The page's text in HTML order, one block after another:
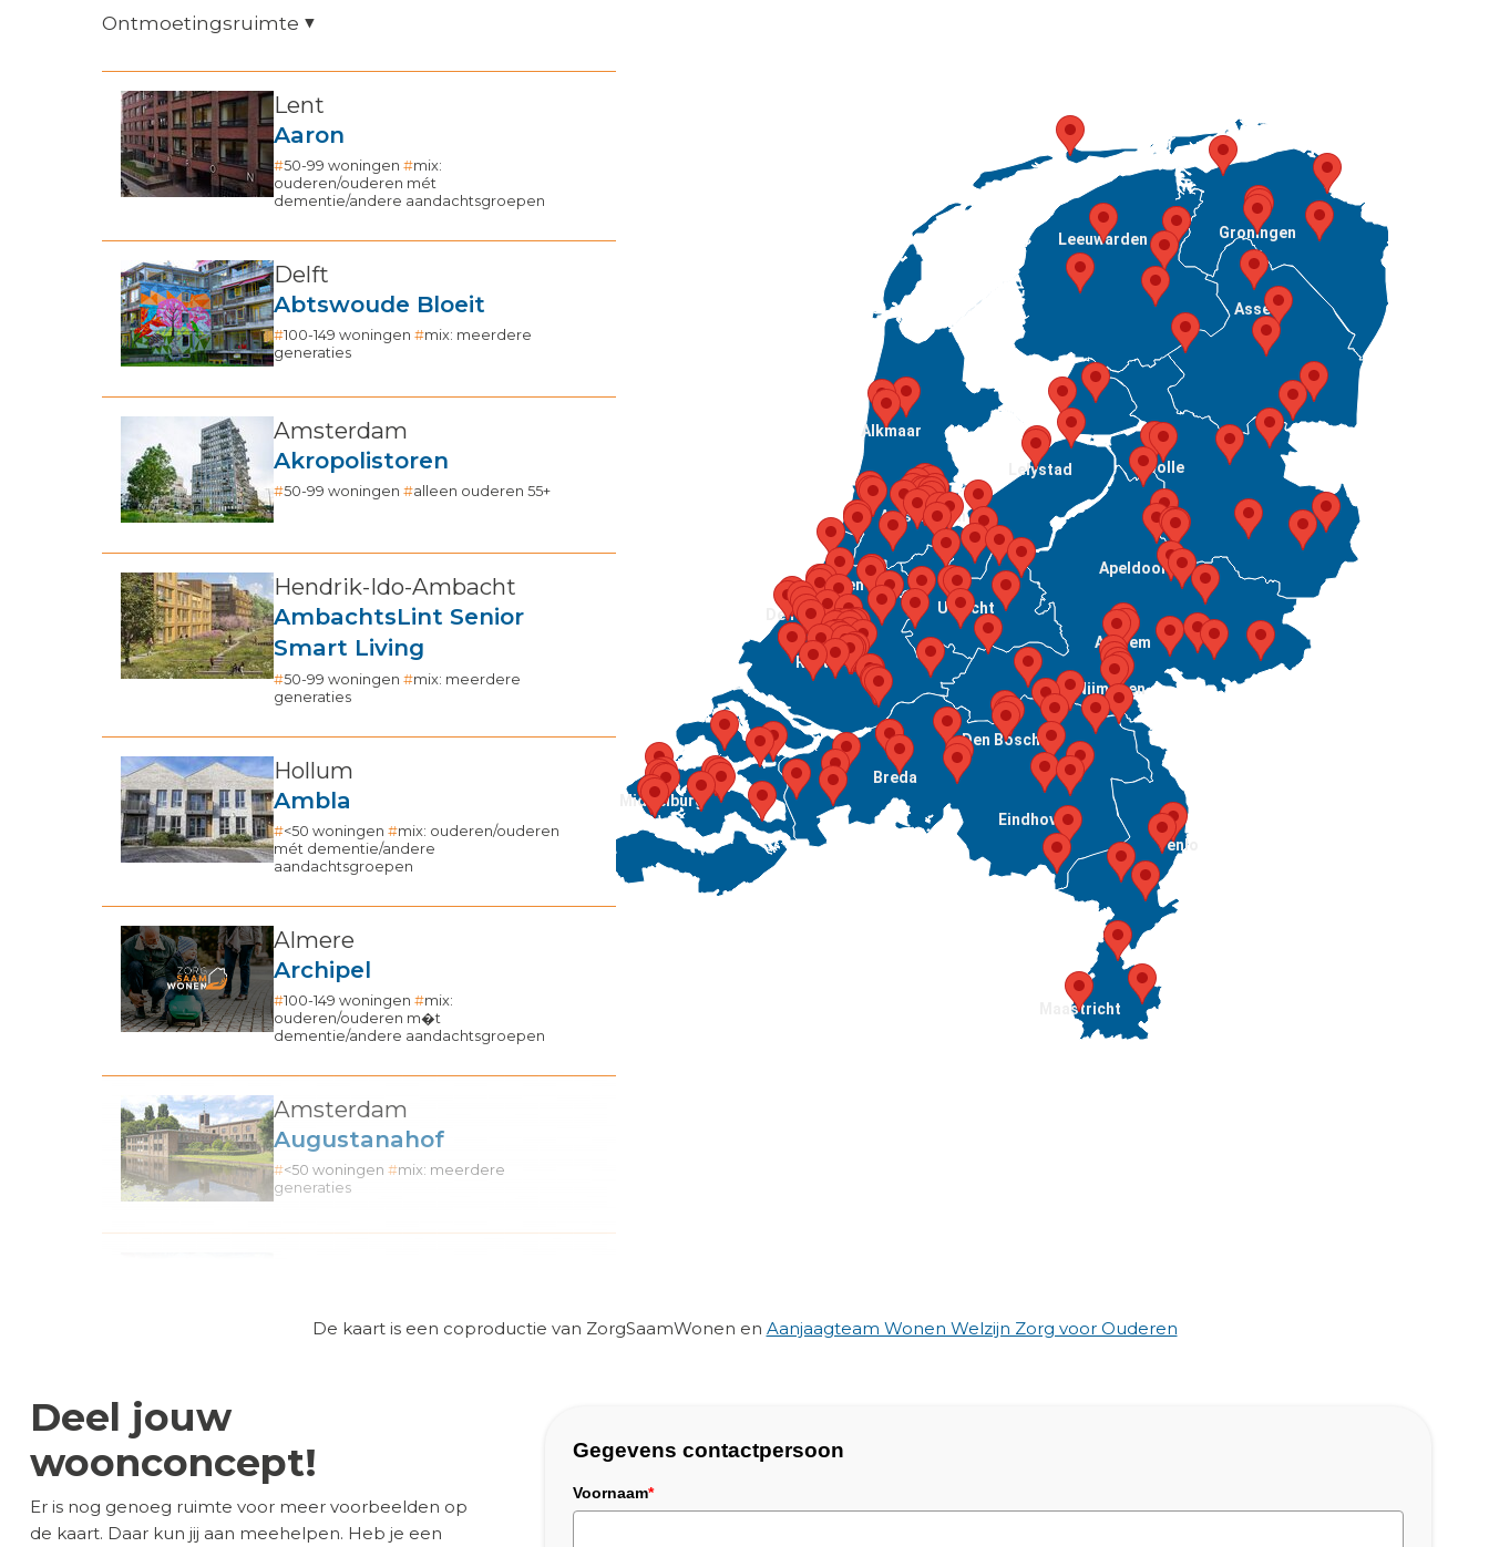
De kaart is een coproductie van ZorgSaamWonen en Aanjaagteam Wonen Welzijn Zorg voor Ouderen
Deel jouw
woonconcept!
Er is nog genoeg ruimte voor meer voorbeelden op
de kaart. Daar kun jij aan meehelpen. Heb je een
Gegevens contactpersoon
Voornaam*